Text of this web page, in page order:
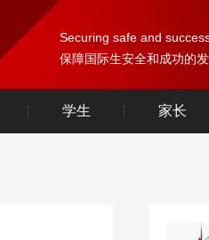
Securing safe and
保障国际生安全和成功的发
学生 家长